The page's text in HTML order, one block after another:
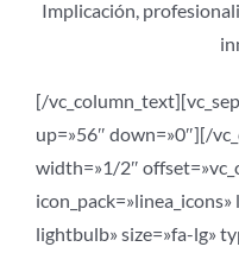
Implicación,
[/
up=»56″ down=»0″][/
width=»1/2″
lightbulb» size=»fa-lg»